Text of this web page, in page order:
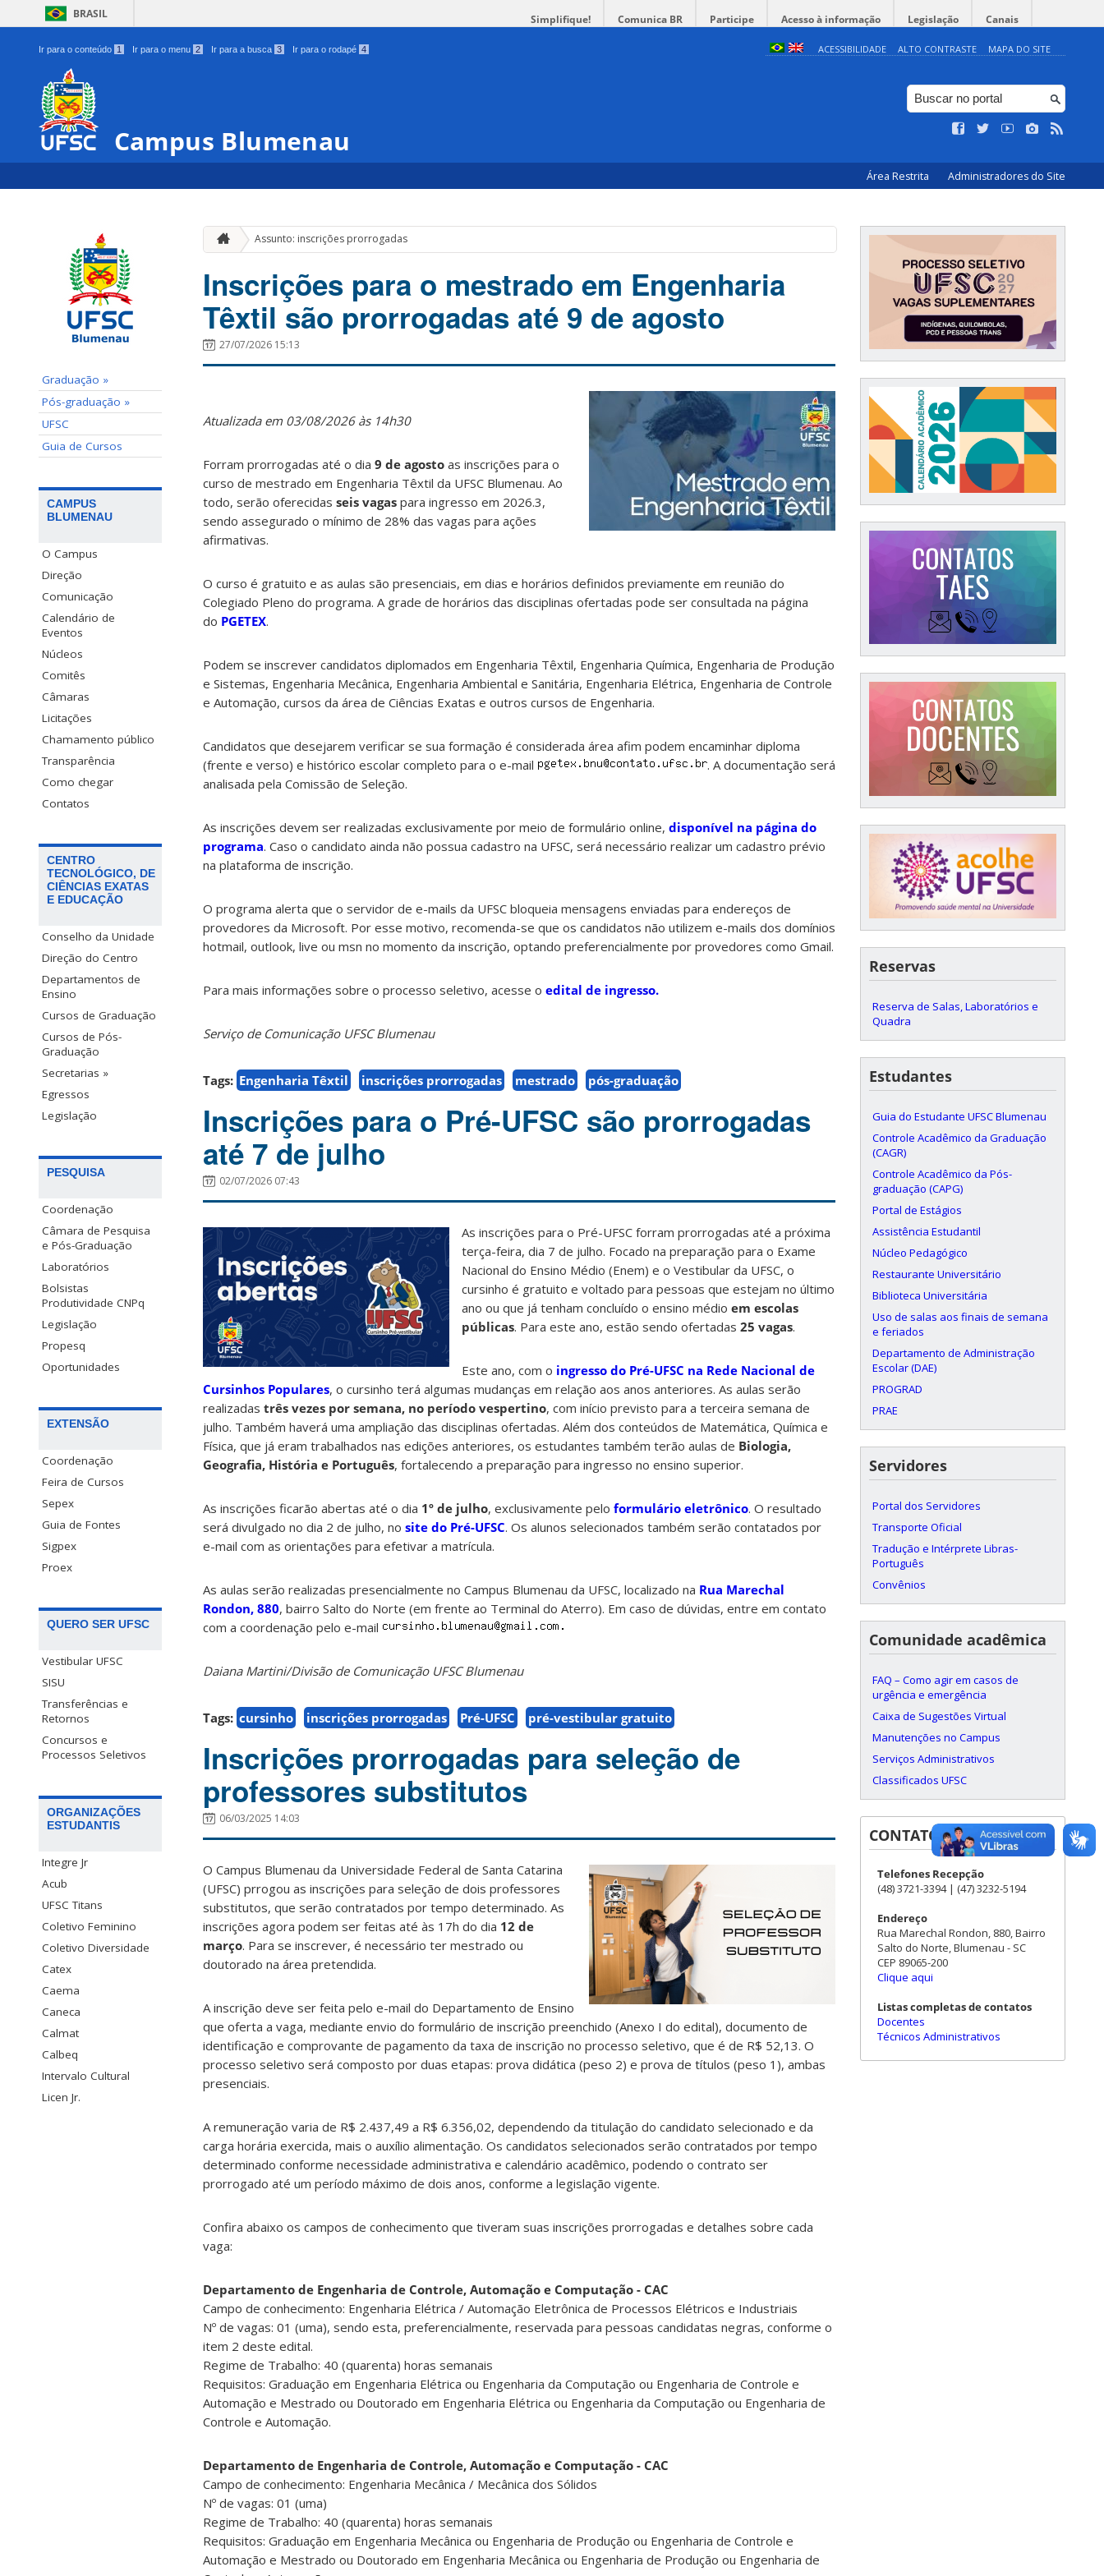
BRASIL Simplifique! Comunica BR Participe Acesso à informação Legislação Canais
Ir para o conteúdo 1 Ir para o menu 2 Ir para a busca 3 Ir para o rodapé 4 ACESSIBILIDADE ALTO CONTRASTE MAPA DO SITE
Campus Blumenau
Área Restrita Administradores do Site
Graduação »
Pós-graduação »
UFSC
Guia de Cursos
CAMPUS
BLUMENAU
O Campus
Direção
Comunicação
Calendário de
Eventos
Núcleos
Comitês
Câmaras
Licitações
Chamamento público
Transparência
Como chegar
Contatos
CENTRO
TECNOLÓGICO, DE
CIÊNCIAS EXATAS
E EDUCAÇÃO
Conselho da Unidade
Direção do Centro
Departamentos de
Ensino
Cursos de Graduação
Cursos de Pós-
Graduação
Secretarias »
Egressos
Legislação
PESQUISA
Coordenação
Câmara de Pesquisa
e Pós-Graduação
Laboratórios
Bolsistas
Produtividade CNPq
Legislação
Propesq
Oportunidades
EXTENSÃO
Coordenação
Feira de Cursos
Sepex
Guia de Fontes
Sigpex
Proex
QUERO SER UFSC
Vestibular UFSC
SISU
Transferências e
Retornos
Concursos e
Processos Seletivos
ORGANIZAÇÕES
ESTUDANTIS
Integre Jr
Acub
UFSC Titans
Coletivo Feminino
Coletivo Diversidade
Catex
Caema
Caneca
Calmat
Calbeq
Intervalo Cultural
Licen Jr.
Assunto: inscrições prorrogadas
Inscrições para o mestrado em Engenharia
Têxtil são prorrogadas até 9 de agosto
27/07/2026 15:13
Atualizada em 03/08/2026 às 14h30
Forram prorrogadas até o dia 9 de agosto as inscrições para o
curso de mestrado em Engenharia Têxtil da UFSC Blumenau. Ao
todo, serão oferecidas seis vagas para ingresso em 2026.3,
sendo assegurado o mínimo de 28% das vagas para ações
afirmativas.
O curso é gratuito e as aulas são presenciais, em dias e horários definidos previamente em reunião do
Colegiado Pleno do programa. A grade de horários das disciplinas ofertadas pode ser consultada na página
do PGETEX.
Podem se inscrever candidatos diplomados em Engenharia Têxtil, Engenharia Química, Engenharia de Produção
e Sistemas, Engenharia Mecânica, Engenharia Ambiental e Sanitária, Engenharia Elétrica, Engenharia de Controle
e Automação, cursos da área de Ciências Exatas e outros cursos de Engenharia.
Candidatos que desejarem verificar se sua formação é considerada área afim podem encaminhar diploma
(frente e verso) e histórico escolar completo para o e-mail
. A documentação será
analisada pela Comissão de Seleção.
As inscrições devem ser realizadas exclusivamente por meio de formulário online, disponível na página do
programa. Caso o candidato ainda não possua cadastro na UFSC, será necessário realizar um cadastro prévio
na plataforma de inscrição.
O programa alerta que o servidor de e-mails da UFSC bloqueia mensagens enviadas para endereços de
provedores da Microsoft. Por esse motivo, recomenda-se que os candidatos não utilizem e-mails dos domínios
hotmail, outlook, live ou msn no momento da inscrição, optando preferencialmente por provedores como Gmail.
Para mais informações sobre o processo seletivo, acesse o edital de ingresso.
Serviço de Comunicação UFSC Blumenau
Tags: Engenharia Têxtil inscrições prorrogadas mestrado pós-graduação
Inscrições para o Pré-UFSC são prorrogadas
até 7 de julho
02/07/2026 07:43
As inscrições para o Pré-UFSC forram prorrogadas até a próxima
terça-feira, dia 7 de julho. Focado na preparação para o Exame
Nacional do Ensino Médio (Enem) e o Vestibular da UFSC, o
cursinho é gratuito e voltado para pessoas que estejam no último
ano ou que já tenham concluído o ensino médio em escolas
públicas. Para este ano, estão sendo ofertadas 25 vagas.
Este ano, com o ingresso do Pré-UFSC na Rede Nacional de
Cursinhos Populares, o cursinho terá algumas mudanças em relação aos anos anteriores. As aulas serão
realizadas três vezes por semana, no período vespertino, com início previsto para a terceira semana de
julho. Também haverá uma ampliação das disciplinas ofertadas. Além dos conteúdos de Matemática, Química e
Física, que já eram trabalhados nas edições anteriores, os estudantes também terão aulas de Biologia,
Geografia, História e Português, fortalecendo a preparação para ingresso no ensino superior.
As inscrições ficarão abertas até o dia 1º de julho, exclusivamente pelo formulário eletrônico. O resultado
será divulgado no dia 2 de julho, no site do Pré-UFSC. Os alunos selecionados também serão contatados por
e-mail com as orientações para efetivar a matrícula.
As aulas serão realizadas presencialmente no Campus Blumenau da UFSC, localizado na Rua Marechal
Rondon, 880, bairro Salto do Norte (em frente ao Terminal do Aterro). Em caso de dúvidas, entre em contato
com a coordenação pelo e-mail
Daiana Martini/Divisão de Comunicação UFSC Blumenau
Tags: cursinho inscrições prorrogadas Pré-UFSC pré-vestibular gratuito
Inscrições prorrogadas para seleção de
professores substitutos
06/03/2025 14:03
O Campus Blumenau da Universidade Federal de Santa Catarina
(UFSC) prrogou as inscrições para seleção de dois professores
substitutos, que serão contratados por tempo determinado. As
inscrições agora podem ser feitas até às 17h do dia 12 de
março. Para se inscrever, é necessário ter mestrado ou
doutorado na área pretendida.
A inscrição deve ser feita pelo e-mail do Departamento de Ensino
que oferta a vaga, mediante envio do formulário de inscrição preenchido (Anexo I do edital), documento de
identificação e comprovante de pagamento da taxa de inscrição no processo seletivo, que é de R$ 52,13. O
processo seletivo será composto por duas etapas: prova didática (peso 2) e prova de títulos (peso 1), ambas
presenciais.
A remuneração varia de R$ 2.437,49 a R$ 6.356,02, dependendo da titulação do candidato selecionado e da
carga horária exercida, mais o auxílio alimentação. Os candidatos selecionados serão contratados por tempo
determinado conforme necessidade administrativa e calendário acadêmico, podendo o contrato ser
prorrogado até um período máximo de dois anos, conforme a legislação vigente.
Confira abaixo os campos de conhecimento que tiveram suas inscrições prorrogadas e detalhes sobre cada
vaga:
Departamento de Engenharia de Controle, Automação e Computação - CAC
Campo de conhecimento: Engenharia Elétrica / Automação Eletrônica de Processos Elétricos e Industriais
Nº de vagas: 01 (uma), sendo esta, preferencialmente, reservada para pessoas candidatas negras, conforme o
item 2 deste edital.
Regime de Trabalho: 40 (quarenta) horas semanais
Requisitos: Graduação em Engenharia Elétrica ou Engenharia da Computação ou Engenharia de Controle e
Automação e Mestrado ou Doutorado em Engenharia Elétrica ou Engenharia da Computação ou Engenharia de
Controle e Automação.
Departamento de Engenharia de Controle, Automação e Computação - CAC
Campo de conhecimento: Engenharia Mecânica / Mecânica dos Sólidos
Nº de vagas: 01 (uma)
Regime de Trabalho: 40 (quarenta) horas semanais
Requisitos: Graduação em Engenharia Mecânica ou Engenharia de Produção ou Engenharia de Controle e
Automação e Mestrado ou Doutorado em Engenharia Mecânica ou Engenharia de Produção ou Engenharia de
Reservas
Reserva de Salas, Laboratórios e
Quadra
Estudantes
Guia do Estudante UFSC Blumenau
Controle Acadêmico da Graduação
(CAGR)
Controle Acadêmico da Pós-
graduação (CAPG)
Portal de Estágios
Assistência Estudantil
Núcleo Pedagógico
Restaurante Universitário
Biblioteca Universitária
Uso de salas aos finais de semana
e feriados
Departamento de Administração
Escolar (DAE)
PROGRAD
PRAE
Servidores
Portal dos Servidores
Transporte Oficial
Tradução e Intérprete Libras-
Português
Convênios
Comunidade acadêmica
FAQ – Como agir em casos de
urgência e emergência
Caixa de Sugestões Virtual
Manutenções no Campus
Serviços Administrativos
Classificados UFSC
CONTATOS
Telefones Recepção
(48) 3721-3394 | (47) 3232-5194
Endereço
Rua Marechal Rondon, 880, Bairro
Salto do Norte, Blumenau - SC
CEP 89065-200
Clique aqui
Listas completas de contatos
Docentes
Técnicos Administrativos